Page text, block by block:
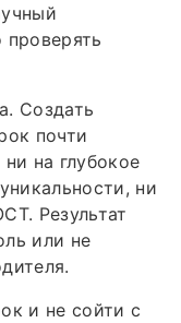
проверять
Создать
почти
на глубокое
ни
Результат
или не
и не сойти с